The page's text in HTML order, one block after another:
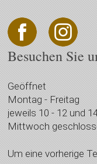
Besuchen Sie
Geöffnet
Montag - Freitag
jeweils 10 - 12 und
Mittwoch
Um eine vorherige